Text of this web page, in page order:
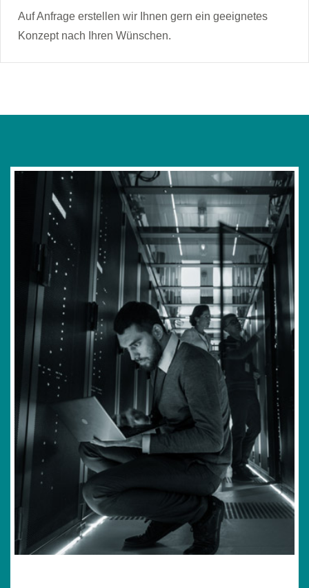
Auf Anfrage erstellen wir Ihnen gern ein geeignetes
Konzept nach Ihren Wünschen.